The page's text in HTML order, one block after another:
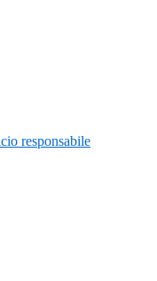
responsabile